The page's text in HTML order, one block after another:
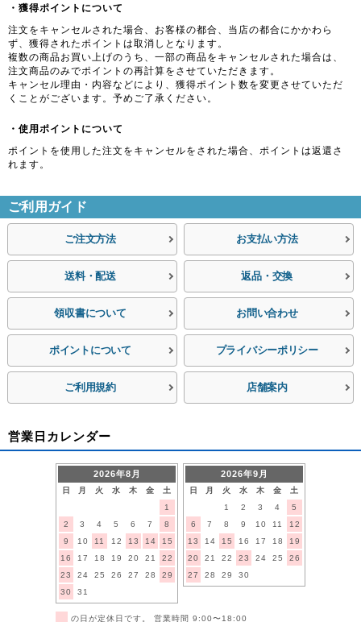
・獲得ポイントについて
注文をキャンセルされた場合、お客様の都合、当店の都合にかかわら
ず、獲得されたポイントは取消しとなります。
複数の商品お買い上げのうち、一部の商品をキャンセルされた場合は、
注文商品のみでポイントの再計算をさせていただきます。
キャンセル理由・内容などにより、獲得ポイント数を変更させていただ
くことがございます。予めご了承ください。
・使用ポイントについて
ポイントを使用した注文をキャンセルをされた場合、ポイントは返還さ
れます。
ご利用ガイド
ご注文方法 お支払い方法
送料・配送 返品・交換
領収書について お問い合わせ
ポイントについて プライバシーポリシー
ご利用規約 店舗案内
営業日カレンダー
2026年8月
日 月 火 水 木 金
土
1
2
3 4 5 6 7
8
9
10 11 12 13 14
15
16
17 18 19 20 21
22
23
24 25 26 27 28
29
30
31
2026年9月
日 月 火 水 木 金
土
1
2 3 4
5
6
7 8 9 10 11
12
13
14 15 16 17 18
19
20
21 22 23 24 25
26
27
28 29 30
の日が定休日です。 営業時間 9:00〜18:00